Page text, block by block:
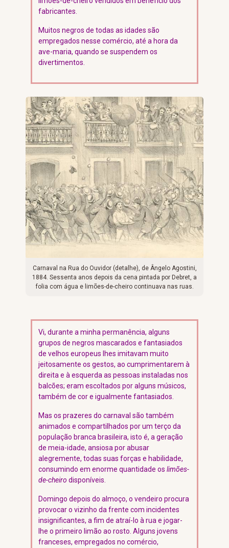
fabricantes.
Muitos negros de todas as idades são
empregados nesse comércio, até a hora da
ave-maria, quando se suspendem os
divertimentos.
Carnaval na Rua do Ouvidor (detalhe), de Ângelo Agostini,
1884. Sessenta anos depois da cena pintada por Debret, a
folia com água e limões-de-cheiro continuava nas ruas.
Vi, durante a minha permanência, alguns
grupos de negros mascarados e fantasiados
de velhos europeus lhes imitavam muito
jeitosamente os gestos, ao cumprimentarem à
direita e à esquerda as pessoas instaladas nos
balcões; eram escoltados por alguns músicos,
também de cor e igualmente fantasiados.
Mas os prazeres do carnaval são também
animados e compartilhados por um terço da
população branca brasileira, isto é, a geração
de meia-idade, ansiosa por abusar
alegremente, todas suas forças e habilidade,
consumindo em enorme quantidade os limões-
de-cheiro disponíveis.
Domingo depois do almoço, o vendeiro procura
provocar o vizinho da frente com incidentes
insignificantes, a fim de atraí-lo à rua e jogar-
lhe o primeiro limão ao rosto. Alguns jovens
franceses, empregados no comércio,